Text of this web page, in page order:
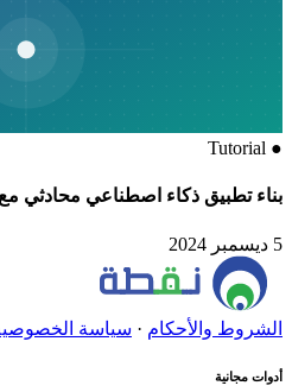
●
Tutorial
بناء تطبيق ذكاء اصطناعي محادثي مع Next.js
الشروط والأحكام· سياسة الخصوصية
أدوات مجانية